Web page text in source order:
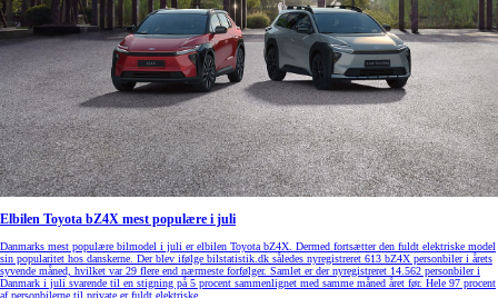
Elbilen Toyota bZ4X mest populære i juli
Danmarks mest populære bilmodel i juli er elbilen Toyota bZ4X. Dermed fortsætter den fuldt elektriske model
sin popularitet hos danskerne. Der blev ifølge bilstatistik.dk således nyregistreret 613 bZ4X personbiler i årets
syvende måned, hvilket var 29 flere end nærmeste forfølger. Samlet er der nyregistreret 14.562 personbiler i
Danmark i juli svarende til en stigning på 5 procent sammenlignet med samme måned året før. Hele 97 procent
af personbilerne til private er fuldt elektriske.